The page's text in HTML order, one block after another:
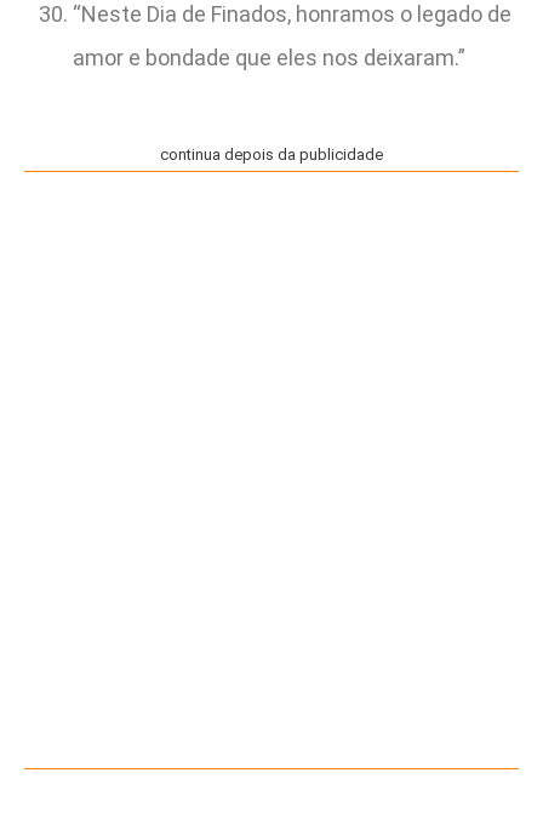
“Neste Dia de Finados, honramos o legado de
amor e bondade que eles nos deixaram.”
continua depois da publicidade